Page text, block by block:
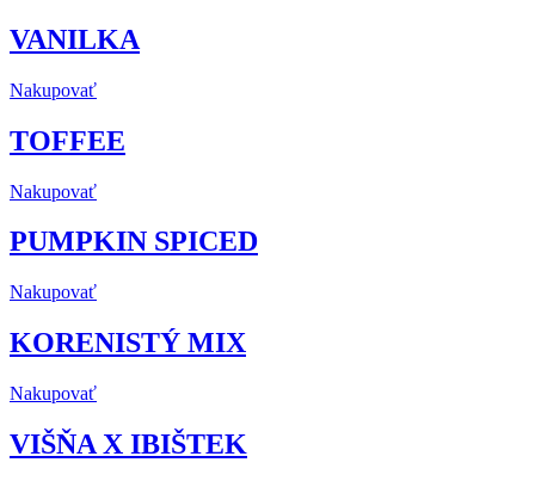
VANILKA
Nakupovať
TOFFEE
Nakupovať
PUMPKIN SPICED
Nakupovať
KORENISTÝ MIX
Nakupovať
VIŠŇA X IBIŠTEK